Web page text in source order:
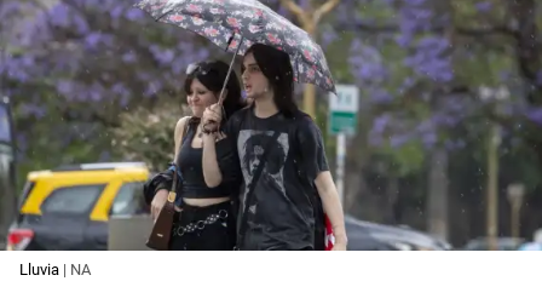
Lluvia | NA